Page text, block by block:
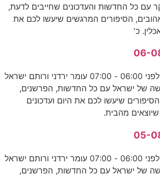
עם כל החדשות והעדכונים שחייבים לדעת,
הסיפורים המרגשים שיעשו לכם את
כ'
העולם הבוקר - רגע לפני 06:00 - 07:00 עומר ירדני ורותם ישראל
של ישראל עם כל החדשות, הפרשנים,
שיעשו לכם את היום ועדכונים
מהבית.
העולם הבוקר - רגע לפני 06:00 - 07:00 עומר ירדני ורותם ישראל
של ישראל עם כל החדשות, הפרשנים,